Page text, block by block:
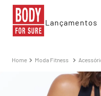
Lançamentos
Moda Fitness